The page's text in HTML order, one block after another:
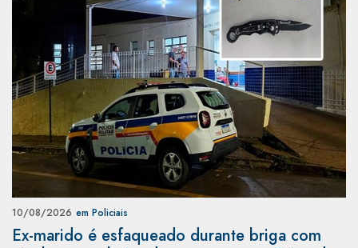
10/08/2026 em Policiais
Ex-marido é esfaqueado durante briga com